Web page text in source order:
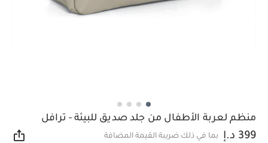
منظم لعربة الأطفال من جلد صديق للبيئة - ترافل
399 د.إ بما في ذلك ضريبة القيمة المضافة